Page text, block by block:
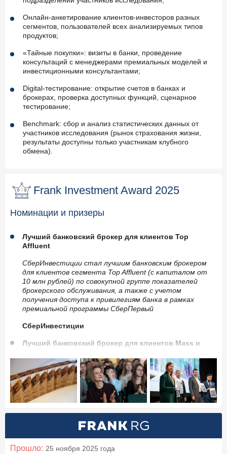
Онлайн-анкетирование клиентов-инвесторов разных
сегментов, пользователей всех анализируемых типов
продуктов;
«Тайные покупки»: визиты в банки, проведение
консультаций с менеджерами премиальных моделей и
инвестиционными консультантами;
Digital-тестирование: открытие счетов в банках и
брокерах, проверка доступных функций, сценарное
тестирование;
Benchmark: сбор и анализ статистических данных от
участников исследования (рынок страхования жизни,
результаты доступны только участникам клубного
обмена).
Frank Investment Award 2025
Номинации и призеры
Лучший банковский брокер для клиентов Top
Affluent
СберИнвестиции стал лучшим банковским брокером
для клиентов сегмента Top Affluent (с капиталом от
10 млн рублей) по совокупной группе показателей
брокерского обслуживания, а также с учетом
получения доступа к привилегиям банка в рамках
премиальной программы СберПервый
СберИнвестиции
Лучший банковский брокер для клиентов Mass и
Т-Инвестиции стал лучшим банковским брокером для
массовых клиентов и клиентов сегмента Affluent (с
капиталом от 3 до 10 млн рублей) по совокупной
группе показателей брокерского обслуживания, а
банка в рамках премиальной программы Т-Premium
Лучший цифровой опыт
Прошло: 25 ноября 2025 года